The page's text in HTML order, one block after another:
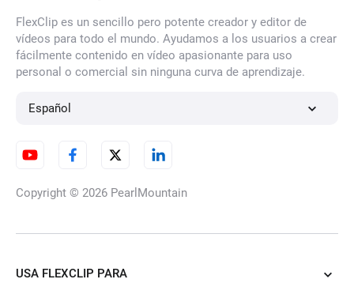
FlexClip es un sencillo pero potente creador y editor de
vídeos para todo el mundo. Ayudamos a los usuarios a crear
fácilmente contenido en vídeo apasionante para uso
personal o comercial sin ninguna curva de aprendizaje.
Español
Copyright © 2026 PearlMountain
USA FLEXCLIP PARA